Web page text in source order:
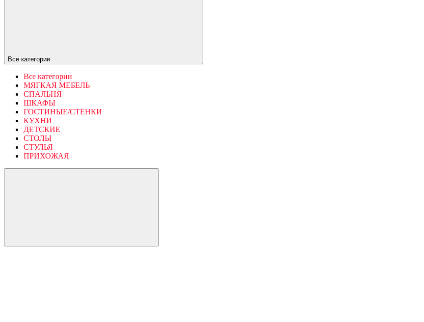
Все категории
Все категории
МЯГКАЯ МЕБЕЛЬ
СПАЛЬНЯ
ШКАФЫ
ГОСТИНЫЕ/СТЕНКИ
КУХНИ
ДЕТСКИЕ
СТОЛЫ
СТУЛЬЯ
ПРИХОЖАЯ